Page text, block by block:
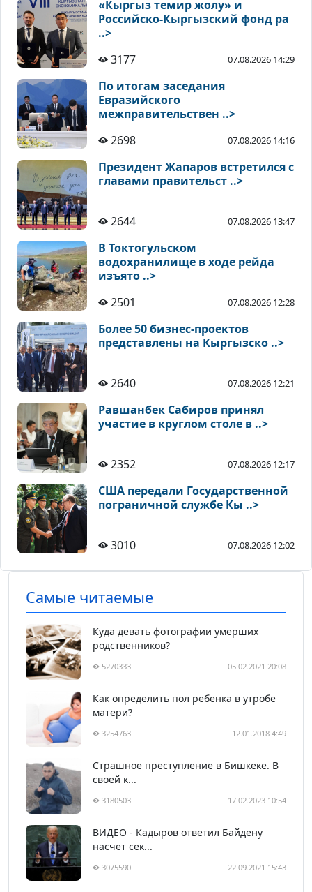
«Кыргыз темир жолу» и
Российско-Кыргызский фонд ра
..>
3177
07.08.2026 14:29
По итогам заседания
Евразийского
межправительствен ..>
2698
07.08.2026 14:16
Президент Жапаров встретился с
главами правительст ..>
2644 07.08.2026 13:47
В Токтогульском
водохранилище в ходе рейда
изъято ..>
2501
07.08.2026 12:28
Более 50 бизнес-проектов
представлены на Кыргызско ..>
2640 07.08.2026 12:21
Равшанбек Сабиров принял
участие в круглом столе в ..>
2352 07.08.2026 12:17
США передали Государственной
пограничной службе Кы ..>
3010 07.08.2026 12:02
Самые читаемые
Куда девать фотографии умерших
родственников?
5270333 05.02.2021 20:08
Как определить пол ребенка в утробе
матери?
3254763 12.01.2018 4:49
Страшное преступление в Бишкеке. В
своей к...
3180503 17.02.2023 10:54
ВИДЕО - Кадыров ответил Байдену
насчет сек...
3075590 22.09.2021 15:43